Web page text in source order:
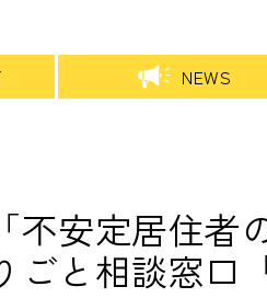
NEWS
不安定居住者
ごと相談窓口